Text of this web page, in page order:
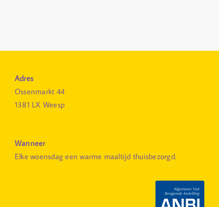
Adres
Ossenmarkt 44
1381 LX Weesp
Wanneer
Elke woensdag een warme maaltijd thuisbezorgd.